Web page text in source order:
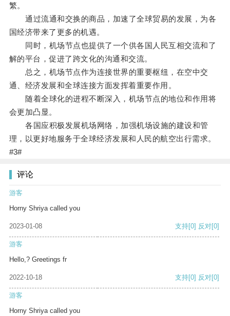
繁。
通过流通和交换的商品，加速了全球贸易的发展，为各
国经济带来了更多的机遇。
同时，机场节点也提供了一个供各国人民互相交流和了
解的平台，促进了跨文化的沟通和交流。
总之，机场节点作为连接世界的重要枢纽，在空中交
通、经济发展和全球连接方面发挥着重要作用。
随着全球化的进程不断深入，机场节点的地位和作用将
会更加凸显。
各国应积极发展机场网络，加强机场设施的建设和管
理，以更好地服务于全球经济发展和人民的航空出行需求。
#3#
评论
游客
Horny Shriya called you
2023-01-08 支持[0] 反对[0]
游客
Hello,? Greetings fr
2022-10-18 支持[0] 反对[0]
游客
Horny Shriya called you